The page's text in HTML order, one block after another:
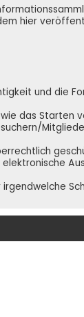
hier
und die
das Starten